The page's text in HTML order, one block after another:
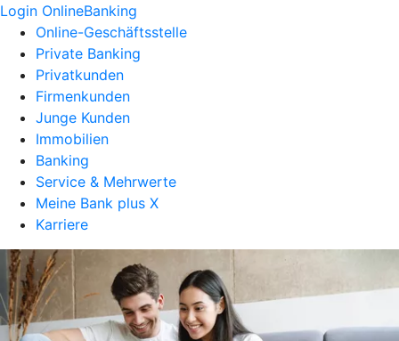
Login OnlineBanking
Online-Geschäftsstelle
Private Banking
Privatkunden
Firmenkunden
Junge Kunden
Immobilien
Banking
Service & Mehrwerte
Meine Bank plus X
Karriere